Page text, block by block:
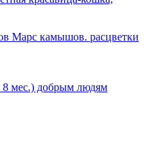
Марс камышов. расцветки
8 мес.) добрым людям